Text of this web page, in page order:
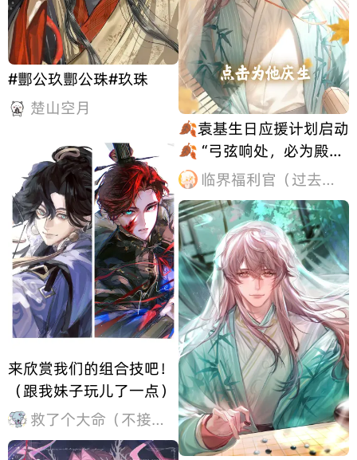
#酆公玖酆公珠#玖珠
楚山空月
来欣赏我们的组合技吧！
（跟我妹子玩儿了一点）
救了个大命（不接龙版
🍂袁基生日应援计划启动
🍂 “弓弦响处，必为殿下
惊起第一只白鹭。” 茶雾
氤氲攀绕他袖间流风，宫
灯摇曳却照不穿眼底深潭
——原来温润皮囊之下，
藏的是以谦卑为刃、雅驯
为鞘的惊涛山河。 🍂发
帖为他庆生，并
临界福利官（过去式）